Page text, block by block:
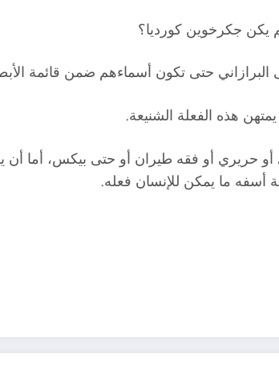
يكن جكرخوين كورديا؟
حتى تكون أسماءهم ضمن قائمة
هذه الفعلة الشنيعة.
أو حريري أو فقه طيران أو حتى بيكس، أما
ما يمكن للإنسان فعله.